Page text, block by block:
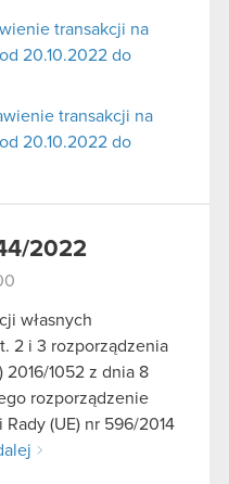
transakcji na
20.10.2022 do
transakcji na
20.10.2022 do
2022
własnych
2 i 3 rozporządzenia
2016/1052 z dnia 8
rozporządzenie
(UE) nr 596/2014